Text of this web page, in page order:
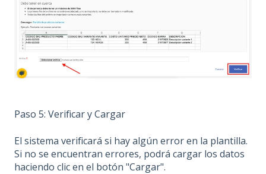
Paso 5: Verificar y Cargar
El sistema verificará si hay algún error en la plantilla.
Si no se encuentran errores, podrá cargar los datos
haciendo clic en el botón "Cargar".